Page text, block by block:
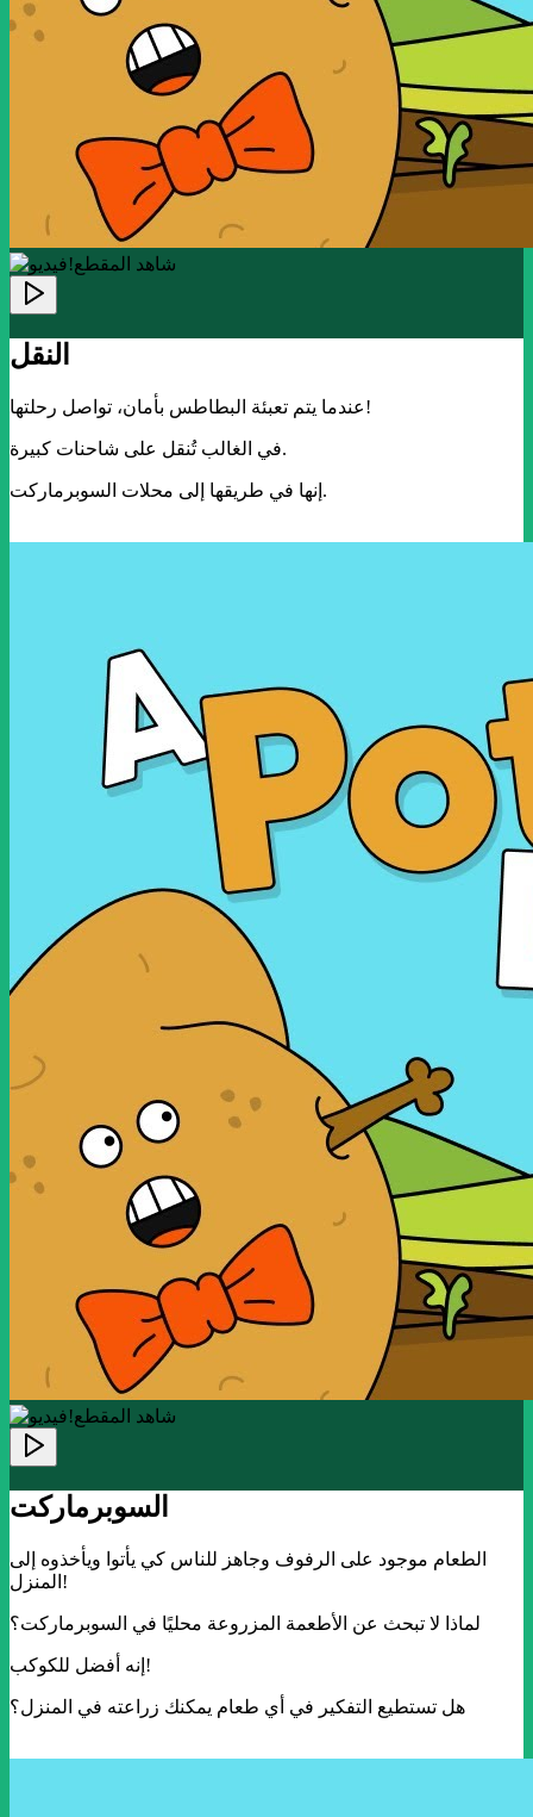
!شاهد المقطع
النقل
عندما يتم تعبئة البطاطس بأمان، تواصل رحلتها!
في الغالب تُنقل على شاحنات كبيرة.
إنها في طريقها إلى محلات السوبرماركت.
!شاهد المقطع
السوبرماركت
الطعام موجود على الرفوف وجاهز للناس كي يأتوا ويأخذوه إلى
المنزل!
لماذا لا تبحث عن الأطعمة المزروعة محليًا في السوبرماركت؟
إنه أفضل للكوكب!
هل تستطيع التفكير في أي طعام يمكنك زراعته في المنزل؟